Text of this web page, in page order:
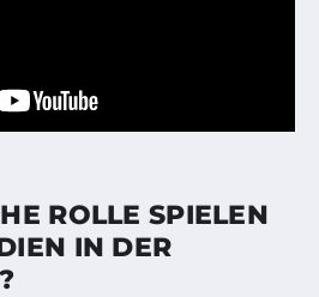
ROLLE SPIELEN
IN DER